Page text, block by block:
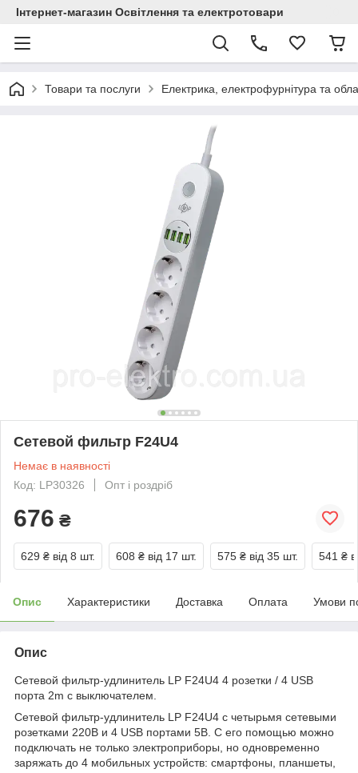
Інтернет-магазин Освітлення та електротовари
Товари та послуги Електрика, електрофурнітура та
Сетевой фильтр F24U4
Немає в наявності
Код: LP30326
Опт і роздріб
676 ₴
629 ₴ від 8 шт. 608 ₴ від 17 шт. 575 ₴ від 35 шт. 541 ₴
Опис Характеристики Доставка Оплата Умови
Опис
Сетевой фильтр-удлинитель LP F24U4 4 розетки / 4 USB
порта 2m с выключателем.
Сетевой фильтр-удлинитель LP F24U4 с четырьмя сетевыми
розетками 220В и 4 USB портами 5В. С его помощью можно
подключать не только электроприборы, но одновременно
заряжать до 4 мобильных устройств: смартфоны, планшеты,